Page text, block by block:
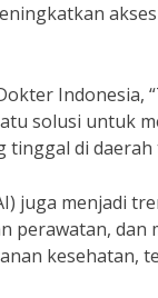
Indonesia,
solusi untuk
tinggal di daerah
juga menjadi
perawatan, dan
kesehatan,